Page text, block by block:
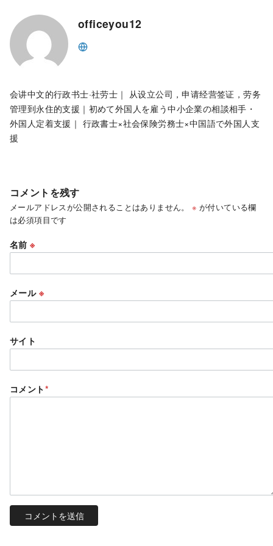
officeyou12
会讲中文的行政书士·社劳士｜ 从设立公司，申请经营签证，劳务
管理到永住的支援｜初めて外国人を雇う中小企業の相談相手・
外国人定着支援｜ 行政書士×社会保険労務士×中国語で外国人支
援
コメントを残す
メールアドレスが公開されることはありません。 ※ が付いている欄
は必須項目です
名前※
メール ※
サイト
コメント*